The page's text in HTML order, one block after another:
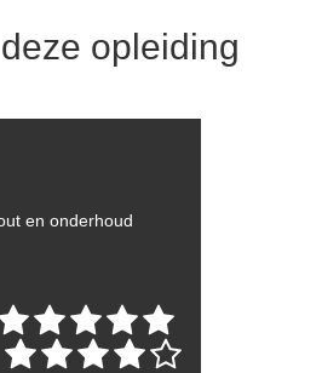
opleiding
en onderhoud